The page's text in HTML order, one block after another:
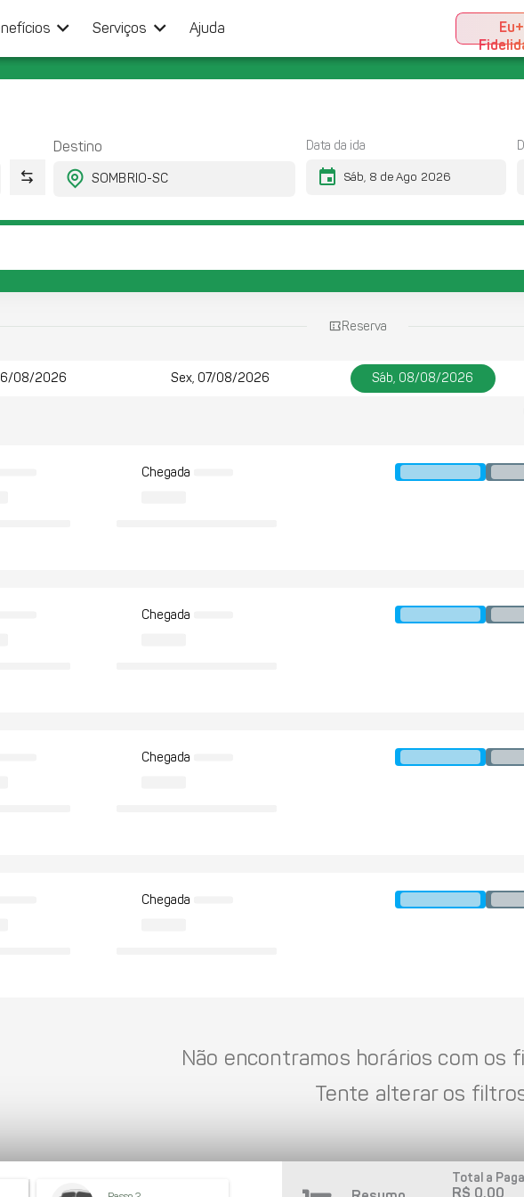
keyboard_arrow_down Serviços keyboard_arrow_down Ajuda
Eu+
Destino Data da ida
event
Reserva
08/2026 Sex, 07/08/2026 Sáb, 08/08/2026
Chegada
Chegada
Chegada
Chegada
Não encontramos horários com os
Tente alterar os
Total a
R$ 0,00